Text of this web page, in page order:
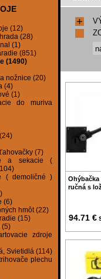
(12)
(28)
(1)
(851)
(1490)
nožnice (20)
(4)
(1)
do muriva
(7)
a sekacie (
( demoličné )
(6)
hmôt (22)
(15)
(5)
zdroje
Svietidlá (114)
plechu
Ohýbačka
ručná s
94.71 €